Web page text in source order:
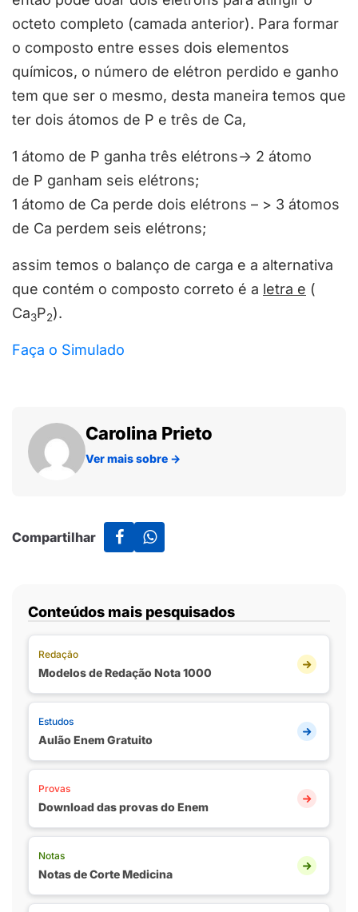
octeto completo (camada anterior). Para formar
o composto entre esses dois elementos
químicos, o número de elétron perdido e ganho
tem que ser o mesmo, desta maneira temos que
ter dois átomos de P e três de Ca,
1 átomo de P ganha três elétrons-> 2 átomo
de P ganham seis elétrons;
1 átomo de Ca perde dois elétrons – > 3 átomos
de Ca perdem seis elétrons;
assim temos o balanço de carga e a alternativa
que contém o composto correto é a letra e (
Ca3P2).
Faça o Simulado
Carolina Prieto
Ver mais sobre →
Compartilhar
Conteúdos mais pesquisados
Redação
Modelos de Redação Nota 1000
Estudos
Aulão Enem Gratuito
Provas
Download das provas do Enem
Notas
Notas de Corte Medicina